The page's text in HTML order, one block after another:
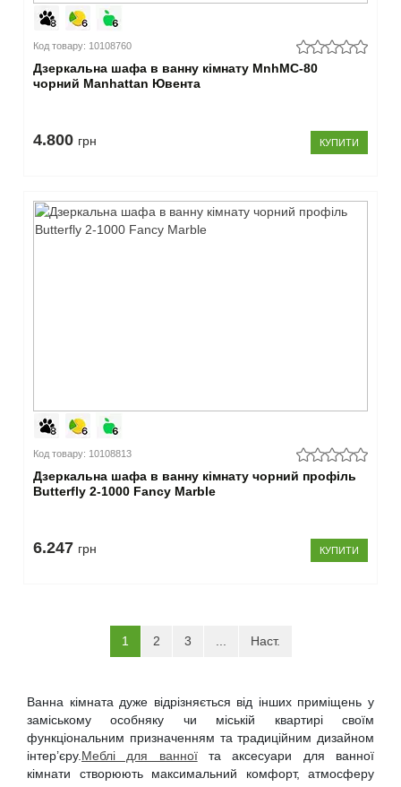
Код товару: 10108760
Дзеркальна шафа в ванну кімнату MnhMC-80
чорний Manhattan Ювента
4.800 грн КУПИТИ
Код товару: 10108813
Дзеркальна шафа в ванну кімнату чорний профіль
Butterfly 2-1000 Fancy Marble
6.247 грн КУПИТИ
1 (current)
2 3 Наст.
Ванна кімната дуже відрізняється від інших приміщень у
заміському особняку чи міській квартирі своїм
функціональним призначенням та традиційним дизайном
інтер’єру. Меблі для ванноїта аксесуари для ванної
кімнати створюють максимальний комфорт, атмосферу